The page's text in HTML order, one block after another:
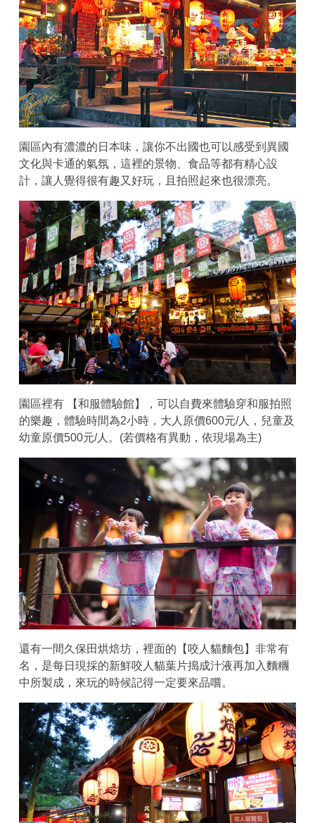
園區內有濃濃的日本味，讓你不出國也可以感受到異國
文化與卡通的氣氛，這裡的景物、食品等都有精心設
計，讓人覺得很有趣又好玩，且拍照起來也很漂亮。
園區裡有 【和服體驗館】，可以自費來體驗穿和服拍照
的樂趣，體驗時間為2小時，大人原價600元/人，兒童及
幼童原價500元/人。(若價格有異動，依現場為主)
還有一間久保田烘焙坊，裡面的【咬人貓麵包】非常有
名，是每日現採的新鮮咬人貓葉片搗成汁液再加入麵糰
中所製成，來玩的時候記得一定要來品嚐。